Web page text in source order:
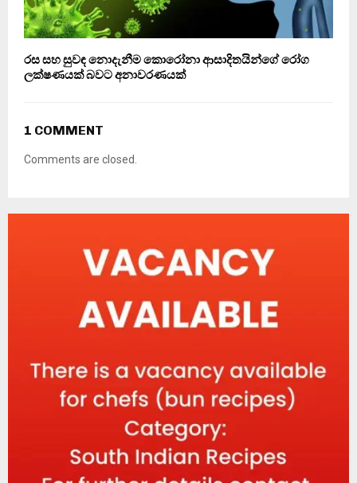
රස සහ සුවඳ නොදැනීම කොරෝනා ආසාදිතයින්ගේ රෝග
ලක්ෂණයක් බවට අනාවරණයක්
1 COMMENT
Comments are closed.